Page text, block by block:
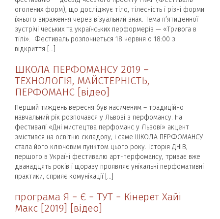
оголених форм), що досліджує тіло, тілесність і різні форми
їхнього вираження через візуальний знак. Тема п’ятиденної
зустрічі чеських та українських перформерів — «Тривога в
тілі». Фестиваль розпочнеться 18 червня о 18:00 з
відкриття […]
ШКОЛА ПЕРФОМАНСУ 2019 –
ТЕХНОЛОГІЯ, МАЙСТЕРНІСТЬ,
ПЕРФОМАНС [відео]
Перший тиждень вересня був насиченим – традиційно
навчальний рік розпочався у Львові з перфомансу. На
фестивалі «Дні мистецтва перфоманс у Львові» акцент
змістився на освітню складову, і саме ШКОЛА ПЕРФОМАНСУ
стала його ключовим пунктом цього року. Історія ДНІВ,
першого в Україні фестивалю арт-перфомансу, триває вже
дванадцять років і щоразу проявляє унікальні перфомативні
практики, сприяє комунікації […]
програма Я − Є − ТУТ − Кінерет Хайі
Макс [2019] [відео]